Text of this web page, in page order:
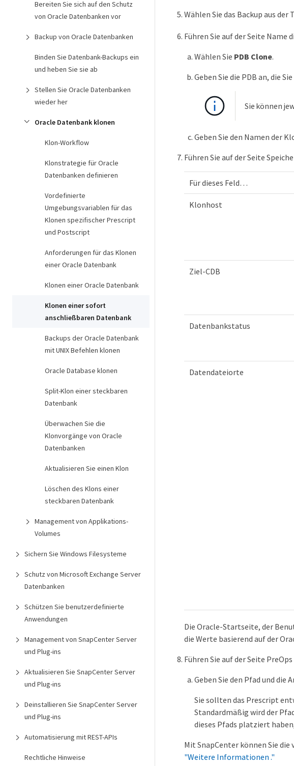
Bereiten Sie sich auf den Schutz
von Oracle Datenbanken vor
Backup von Oracle Datenbanken
Binden Sie Datenbank-Backups ein
und heben Sie sie ab
Stellen Sie Oracle Datenbanken
wieder her
Oracle Datenbank klonen
Klon-Workflow
Klonstrategie für Oracle
Datenbanken definieren
Vordefinierte
Umgebungsvariablen für das
Klonen spezifischer Prescript
und Postscript
Anforderungen für das Klonen
einer Oracle Datenbank
Klonen einer Oracle Datenbank
Klonen einer sofort
anschließbaren Datenbank
Backups der Oracle Datenbank
mit UNIX Befehlen klonen
Oracle Database klonen
Split-Klon einer steckbaren
Datenbank
Überwachen Sie die
Klonvorgänge von Oracle
Datenbanken
Aktualisieren Sie einen Klon
Löschen des Klons einer
steckbaren Datenbank
Management von Applikations-
Volumes
Sichern Sie Windows Filesysteme
Schutz von Microsoft Exchange Server
Datenbanken
Schützen Sie benutzerdefinierte
Anwendungen
Management von SnapCenter Server
und Plug-ins
Aktualisieren Sie SnapCenter Server
und Plug-ins
Deinstallieren Sie SnapCenter Server
und Plug-ins
Automatisierung mit REST-APIs
Rechtliche Hinweise
Wählen Sie das Backup aus
Führen Sie auf der Seite Name
Wählen Sie PDB Clone.
Geben Sie die PDB an, die
Sie können
Geben Sie den Namen der
Führen Sie auf der Seite
Für dieses Feld…​
Klonhost
Ziel-CDB
Datenbankstatus
Datendateiorte
Die Oracle-Startseite, der
die Werte basierend auf der
Führen Sie auf der Seite
Geben Sie den Pfad und
Sie sollten das Prescript
Standardmäßig wird der
dieses Pfads platziert
Mit SnapCenter können Sie
"Weitere Informationen ."